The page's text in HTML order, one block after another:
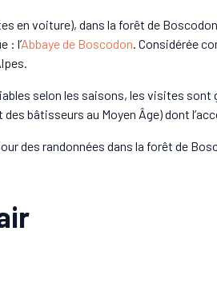
en voiture), dans la forêt de
: l’Abbaye de Boscodon. Considérée
selon les saisons, les visites
bâtisseurs au Moyen Âge) dont
des randonnées dans la forêt de